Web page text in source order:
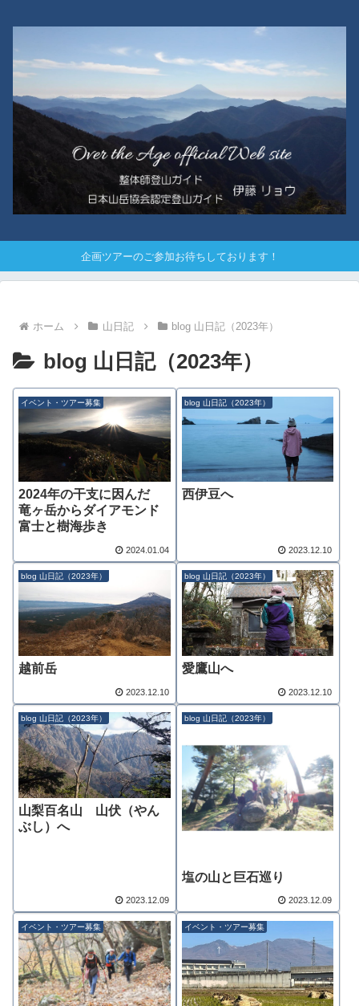
企画ツアーのご参加お待ちしております！
ホーム 山日記 blog 山日記（2023年）
blog 山日記（2023年）
イベント・ツアー募集
2024年の干支に因んだ
竜ヶ岳からダイアモンド
富士と樹海歩き
2024.01.04
blog 山日記（2023年）
西伊豆へ
2023.12.10
blog 山日記（2023年）
越前岳
2023.12.10
blog 山日記（2023年）
愛鷹山へ
2023.12.10
blog 山日記（2023年）
山梨百名山 山伏（やん
ぶし）へ
2023.12.09
blog 山日記（2023年）
塩の山と巨石巡り
2023.12.09
イベント・ツアー募集 イベント・ツアー募集